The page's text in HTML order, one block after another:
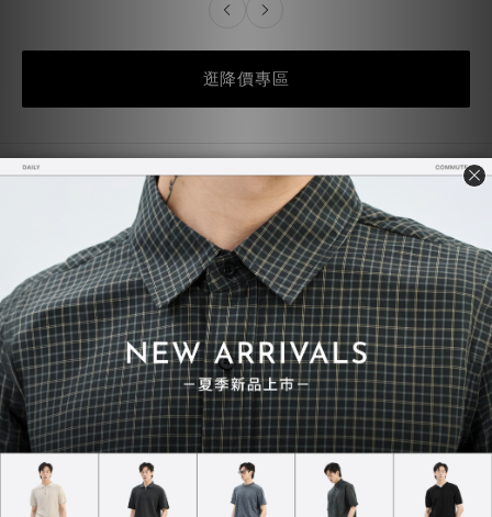
逛降價專區
熱銷必買推薦 經典熱賣．一買再買